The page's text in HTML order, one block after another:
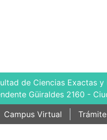
de Ciencias Exactas
Güiraldes 2160 -
Campus Virtual